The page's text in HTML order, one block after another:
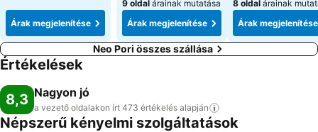
Árak megjelenítése
9 oldal árainak mutatása
Árak megjelenítése
8 oldal árainak
Árak megjelenítése
Neo Pori összes szállása
Értékelések
8,3 Nagyon jó
a vezető oldalakon írt 473 értékelés alapján
Népszerű kényelmi szolgáltatások